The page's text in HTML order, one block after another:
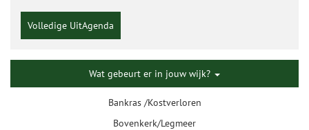
Volledige UitAgenda
Wat gebeurt er in jouw wijk?
Bankras /Kostverloren
Bovenkerk/Legmeer